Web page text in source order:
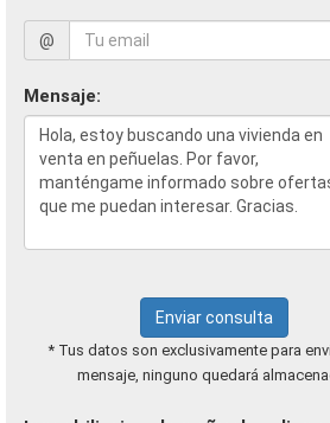
@
Mensaje:
Enviar consulta
* Tus datos son exclusivamente para
mensaje, ninguno quedará